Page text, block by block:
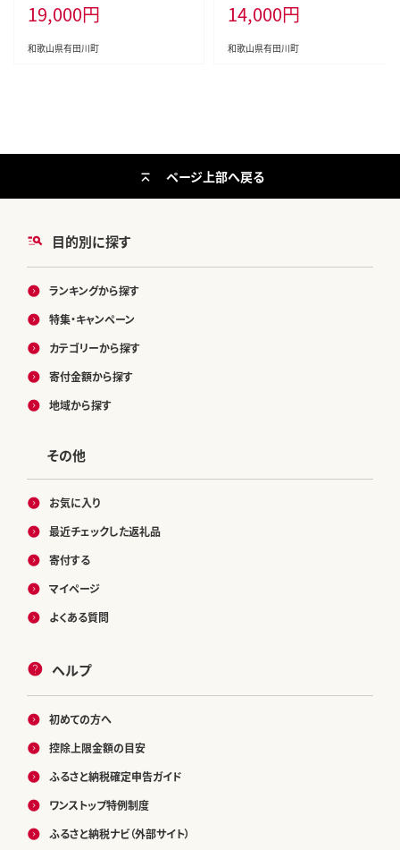
地直送 みかんの会
19,000円
和歌山県有田川町
14,000円
和歌山県有田川町
目的別に探す
ランキングから探す
特集・キャンペーン
カテゴリーから探す
寄付金額から探す
地域から探す
その他
お気に入り
最近チェックした返礼品
寄付する
マイページ
よくある質問
ヘルプ
初めての方へ
控除上限金額の目安
ふるさと納税確定申告ガイド
ワンストップ特例制度
ふるさと納税ナビ（外部サイト）
ページ上部へ戻る